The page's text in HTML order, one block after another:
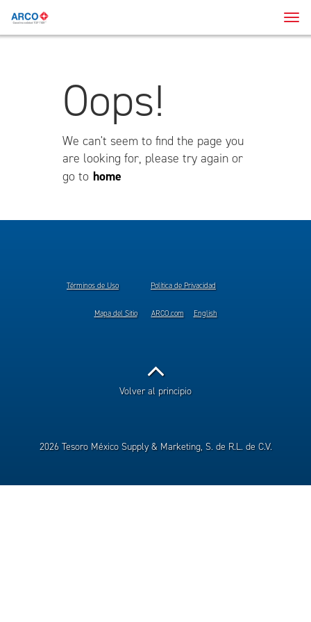
de
Oops!
We can't seem to find the page you
are looking for, please try again or
go to home
Términos de Uso Política de Privacidad
Mapa del Sitio ARCO.com English
Volver al principio
2026 Tesoro México Supply & Marketing, S. de R.L. de C.V.